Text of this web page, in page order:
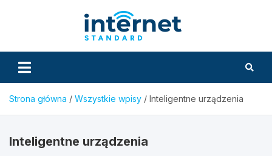
Strona główna Wszystkie wpisy Inteligentne urządzenia
Inteligentne urządzenia